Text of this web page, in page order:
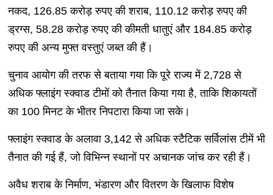
नकद, 126.85 करोड़ रुपए की शराब, 110.12 करोड़ रुपए की
ड्रग्स, 58.28 करोड़ रुपए की कीमती धातुएं और 184.85 करोड़
रुपए की अन्य मुफ्त वस्तुएं जब्त की हैं।
चुनाव आयोग की तरफ से बताया गया कि पूरे राज्य में 2,728 से
अधिक फ्लाइंग स्क्वाड टीमों को तैनात किया गया है, ताकि शिकायतों
का 100 मिनट के भीतर निपटारा किया जा सके।
फ्लाइंग स्क्वाड के अलावा 3,142 से अधिक स्टैटिक सर्विलांस टीमें भी
तैनात की गई हैं, जो विभिन्न स्थानों पर अचानक जांच कर रही हैं।
अवैध शराब के निर्माण, भंडारण और वितरण के खिलाफ विशेष